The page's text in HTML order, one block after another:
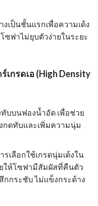
งเป็นชั้นแรกเพื่อความเด้ง
ซฟาไม่ยุบตัวง่ายในระยะ
กรดเอ (High Density
ทับบนฟองน้ำอัด เพื่อช่วย
กดทับและเพิ่มความนุ่ม
รเลือกใช้เกรดนุ่มเด้งใน
ให้โซฟามีสัมผัสที่คืนตัว
กกระชับ ไม่แข็งกระด้าง